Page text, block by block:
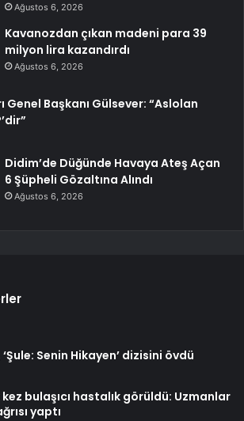
Ağustos 6, 2026
Kavanozdan çıkan madeni para 39
milyon lira kazandırdı
Ağustos 6, 2026
Genel Başkanı Gülsever: “Aslolan
Didim’de Düğünde Havaya Ateş Açan
6 Şüpheli Gözaltına Alındı
Ağustos 6, 2026
Senin Hikayen’ dizisini övdü
bulaşıcı hastalık görüldü: Uzmanlar
yaptı